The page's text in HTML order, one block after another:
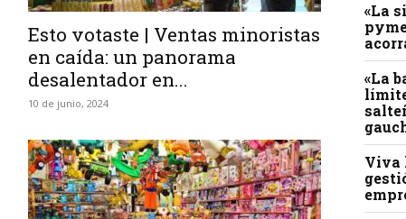
Esto votaste | Ventas minoristas
en caída: un panorama
desalentador en...
10 de junio, 2024
«La
«La
Viva